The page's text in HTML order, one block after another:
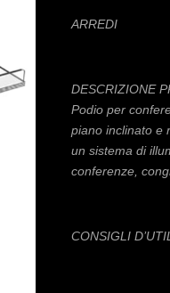
ARREDI
DESCRIZIONE
Podio per
piano inclinato e
un sistema di
conferenze,
CONSIGLI